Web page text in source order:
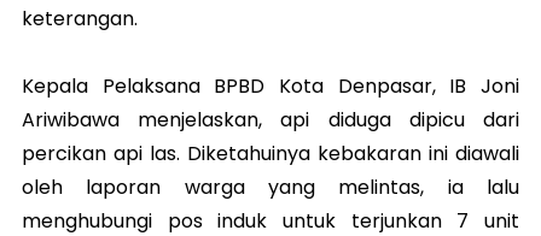
keterangan.
Kepala Pelaksana BPBD Kota Denpasar, IB Joni
Ariwibawa menjelaskan, api diduga dipicu dari
percikan api las. Diketahuinya kebakaran ini diawali
oleh laporan warga yang melintas, ia lalu
menghubungi pos induk untuk terjunkan 7 unit